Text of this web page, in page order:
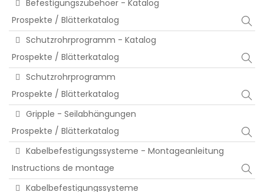
Befestigungszubehoer - Katalog
Prospekte / Blätterkatalog
Schutzrohrprogramm - Katalog
Prospekte / Blätterkatalog
Schutzrohrprogramm
Prospekte / Blätterkatalog
Gripple - Seilabhängungen
Prospekte / Blätterkatalog
Kabelbefestigungssysteme - Montageanleitung
Instructions de montage
Kabelbefestigungssysteme